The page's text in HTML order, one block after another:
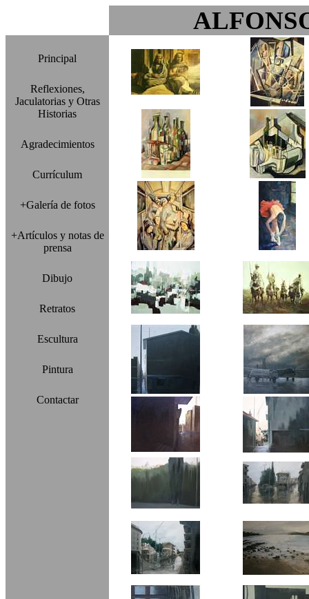
Principal
Reflexiones,
Jaculatorias y Otras
Historias
Agradecimientos
Currículum
+Galería de fotos
+Artículos y notas de
prensa
Dibujo
Retratos
Escultura
Pintura
Contactar